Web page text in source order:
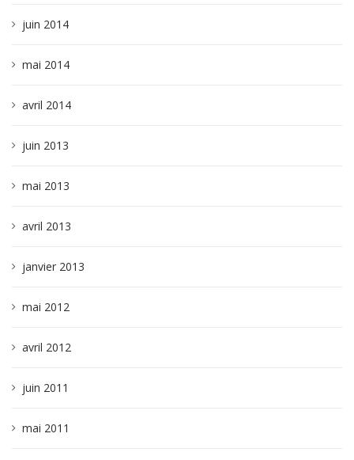
juin 2014
mai 2014
avril 2014
juin 2013
mai 2013
avril 2013
janvier 2013
mai 2012
avril 2012
juin 2011
mai 2011